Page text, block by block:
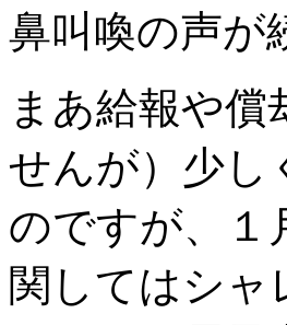
鼻叫喚の声が
まあ給報や
せんが）少し
のですが、１
関してはシャ